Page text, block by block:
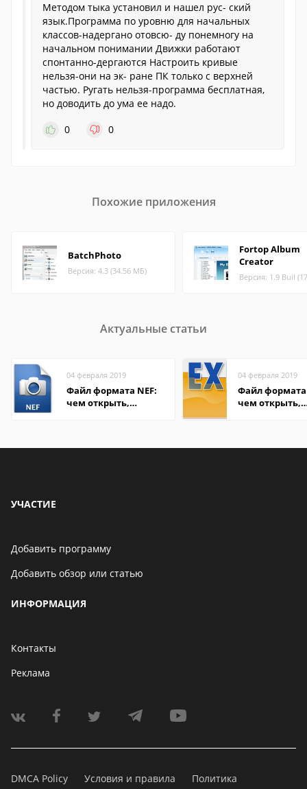
Методом тыка установил и нашел рус- ский
язык.Программа по уровню для начальных
классов-надергано отовсю- ду понемногу на
начальном понимании Движки работают
спонтанно-дергаются Настроить кривые
нельзя-они на эк- ране ПК только с верхней
частью. Ругать нельзя-программа бесплатная,
но доводить до ума ее надо.
0
0
Похожие приложения
BatchPhoto
Версия: 4.3 (34.56 МБ)
Fortop Album
Creator
Версия: 1.9 Buil
Актуальные статьи
04 февраля 2019
Файл формата NEF:
чем открыть,
04 февраля 2019
Файл
чем открыть,
УЧАСТИЕ
Добавить программу
Добавить обзор или статью
ИНФОРМАЦИЯ
Контакты
Реклама
DMCA Policy Условия и правила Политика